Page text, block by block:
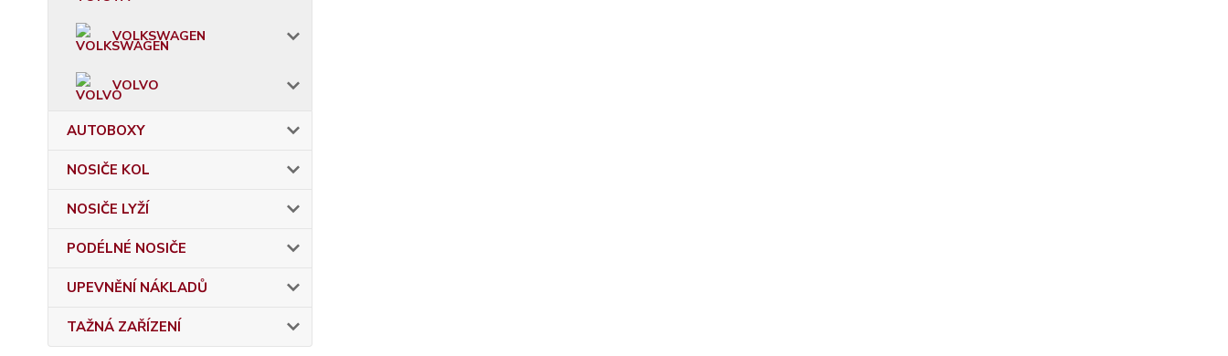
VOLKSWAGEN
VOLVO
AUTOBOXY
NOSIČE KOL
NOSIČE LYŽÍ
PODÉLNÉ NOSIČE
UPEVNĚNÍ NÁKLADŮ
TAŽNÁ ZAŘÍZENÍ